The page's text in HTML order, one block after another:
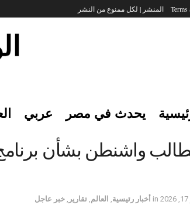
Terms المنشر | لكل ممنوع من النشر
يحدث في مصر عربي
واشنطن بشأن برنامج
in أخبار رئيسية العالم تقارير خبر عاجل